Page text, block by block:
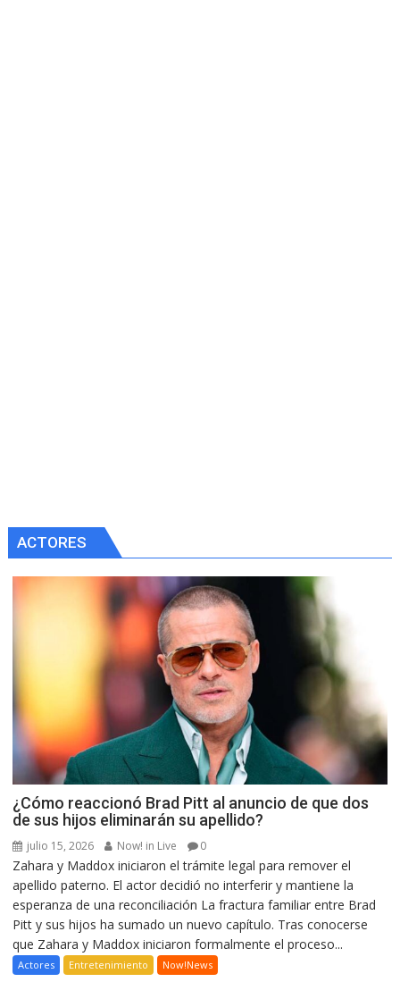
ACTORES
¿Cómo reaccionó Brad Pitt al anuncio de que dos
de sus hijos eliminarán su apellido?
julio 15, 2026 Now! in Live 0
Zahara y Maddox iniciaron el trámite legal para remover el
apellido paterno. El actor decidió no interferir y mantiene la
esperanza de una reconciliación La fractura familiar entre Brad
Pitt y sus hijos ha sumado un nuevo capítulo. Tras conocerse
que Zahara y Maddox iniciaron formalmente el proceso...
Actores Entretenimiento Now!News